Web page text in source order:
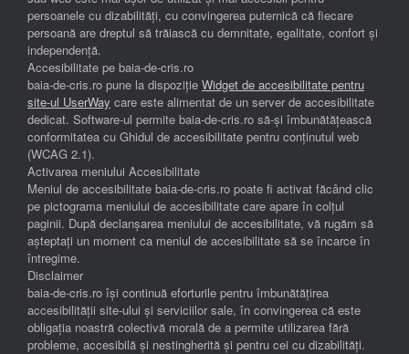
persoanele cu dizabilități, cu convingerea puternică că fiecare
persoană are dreptul să trăiască cu demnitate, egalitate, confort și
independenţă.
Accesibilitate pe baia-de-cris.ro
baia-de-cris.ro pune la dispoziție Widget de accesibilitate pentru
site-ul UserWay care este alimentat de un server de accesibilitate
dedicat. Software-ul permite baia-de-cris.ro să-și îmbunătățească
conformitatea cu Ghidul de accesibilitate pentru conținutul web
(WCAG 2.1).
Activarea meniului Accesibilitate
Meniul de accesibilitate baia-de-cris.ro poate fi activat făcând clic
pe pictograma meniului de accesibilitate care apare în colțul
paginii. După declanșarea meniului de accesibilitate, vă rugăm să
așteptați un moment ca meniul de accesibilitate să se încarce în
întregime.
Disclaimer
baia-de-cris.ro își continuă eforturile pentru îmbunătățirea
accesibilității site-ului și serviciilor sale, în convingerea că este
obligația noastră colectivă morală de a permite utilizarea fără
probleme, accesibilă și nestingherită și pentru cei cu dizabilități.